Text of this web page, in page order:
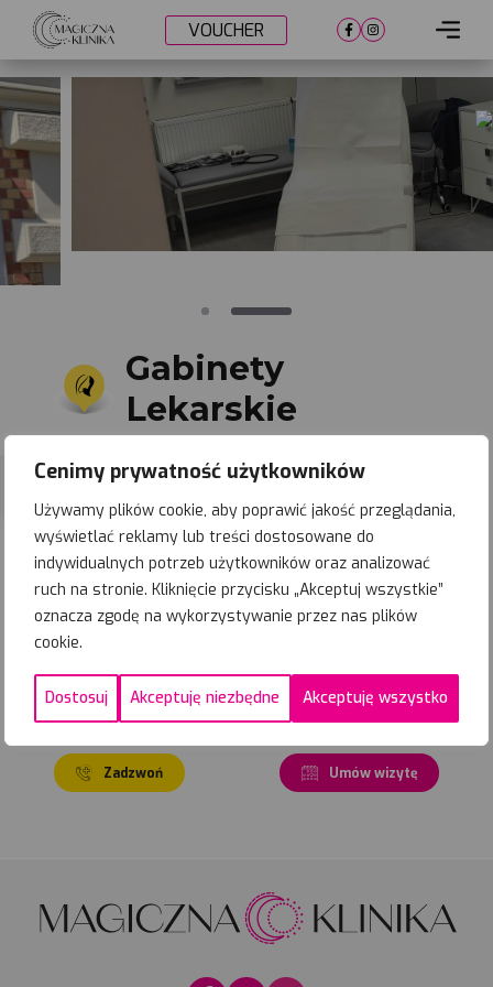
Cenimy prywatność użytkowników
Używamy plików cookie, aby poprawić jakość przeglądania,
wyświetlać reklamy lub treści dostosowane do
indywidualnych potrzeb użytkowników oraz analizować
ruch na stronie. Kliknięcie przycisku „Akceptuj wszystkie”
oznacza zgodę na wykorzystywanie przez nas plików
cookie.
Dostosuj Akceptuję niezbędne Akceptuję wszystko
VOUCHER
Cennik
Lokalizacje
Metamorfozy
Nasi lekarze
Gabinety
Lekarskie
Gliwice
ul. Daszyńskiego 28/1
%
Najbliższe
PROMOCYJNE
14-08-2026
Zapisz się
27-08-2026
Zadzwoń Umów wizytę